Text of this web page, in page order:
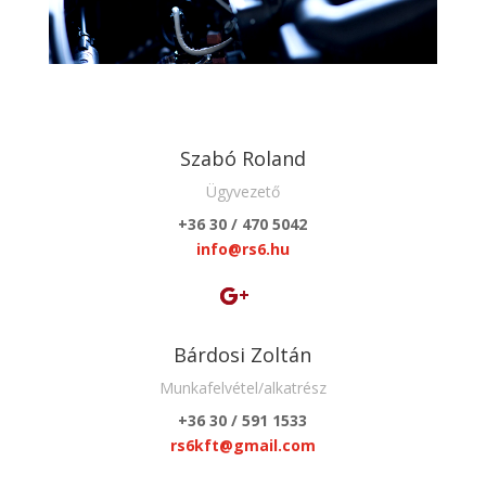
Szabó Roland
Ügyvezető
+36 30 / 470 5042
info@rs6.hu
Bárdosi Zoltán
Munkafelvétel/alkatrész
+36 30 / 591 1533
rs6kft@gmail.com